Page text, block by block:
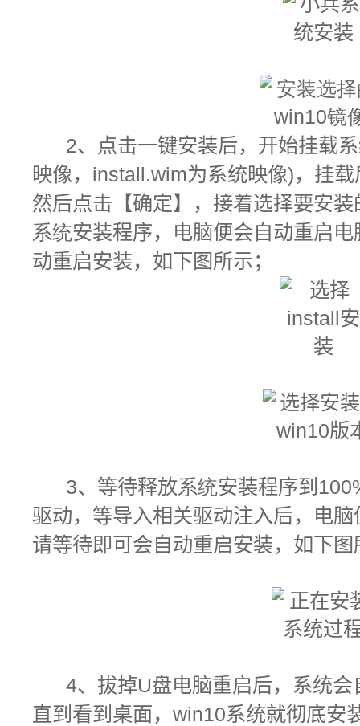
2、点击一键安装后，开始挂载
映像，install.wim为系统映像)，挂
然后点击【确定】，接着选择要安
系统安装程序，电脑便会自动重启
动重启安装，如下图所示；
3、 等待释放系统安装程序到
驱动，等导入相关驱动注入后， 电
请等待即可会自动重启安装，如下图
4、拔掉U盘电脑重启后，系统
直到看到桌面，win10系统就彻底安